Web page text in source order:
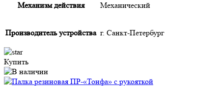
Механизм действия Механический
Производитель устройства г. Санкт-Петербург
Купить